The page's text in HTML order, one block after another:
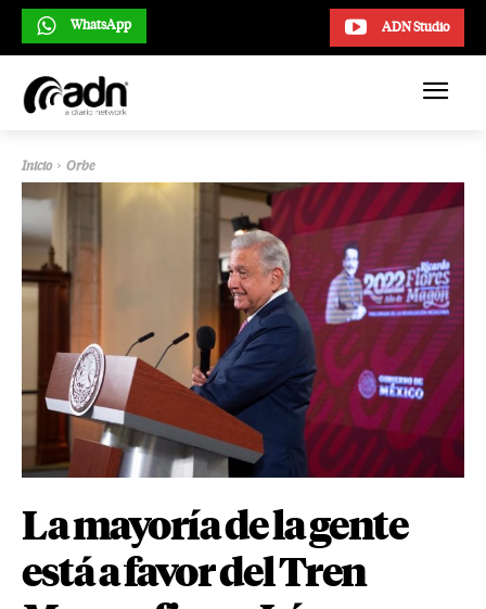
ADN Studio
WhatsApp
Inicio Orbe
La mayoría de la gente
está a favor del Tren